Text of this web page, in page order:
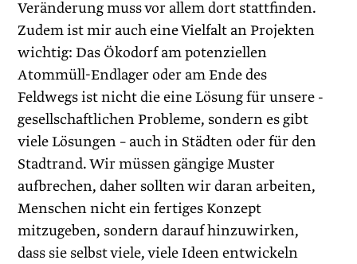
Veränderung muss vor allem dort stattfinden.
Zudem ist mir auch eine Vielfalt an Projekten
wichtig: Das Ökodorf am potenziellen
Atommüll-Endlager oder am Ende des
Feldwegs ist nicht die eine Lösung für unsere -
gesellschaftlichen Probleme, sondern es gibt
viele Lösungen – auch in Städten oder für den
Stadtrand. Wir müssen gängige Muster
aufbrechen, daher sollten wir daran arbeiten,
Menschen nicht ein fertiges Konzept
mitzugeben, sondern darauf hinzuwirken,
dass sie selbst viele, viele Ideen entwickeln